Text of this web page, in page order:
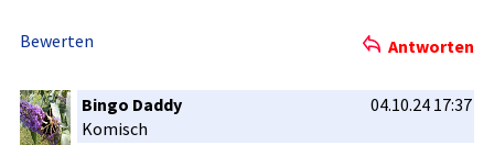
Bewerten Antworten
Bingo Daddy
04.10.24 17:37
Komisch